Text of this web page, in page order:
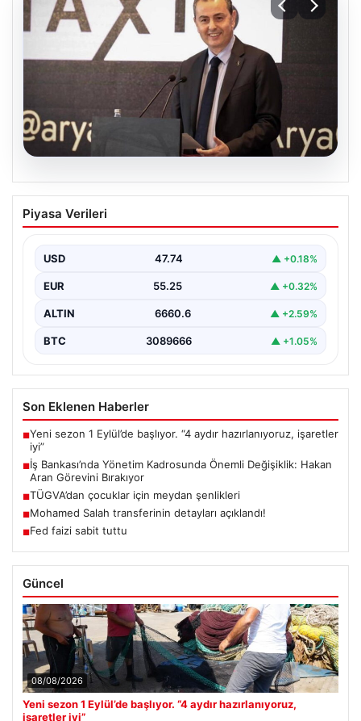
07.08.2026
İş Bankası’nda Yönetim Kadrosunda
Önemli Değişiklik: Hakan Aran Görevini
Türkiye'nin köklü finans kuruluşlarından İş Bankası'nda
Genel…
Piyasa Verileri
USD 47.74 ▲ +0.18%
EUR 55.25 ▲ +0.32%
ALTIN 6660.6 ▲ +2.59%
BTC 3089666 ▲ +1.05%
Son Eklenen Haberler
■Yeni sezon 1 Eylül’de başlıyor. “4 aydır hazırlanıyoruz, işaretler
iyi”
■İş Bankası’nda Yönetim Kadrosunda Önemli Değişiklik: Hakan
Aran Görevini Bırakıyor
■TÜGVA’dan çocuklar için meydan şenlikleri
■Mohamed Salah transferinin detayları açıklandı!
■Fed faizi sabit tuttu
Güncel
08/08/2026
Yeni sezon 1 Eylül’de başlıyor. “4 aydır hazırlanıyoruz,
işaretler iyi”